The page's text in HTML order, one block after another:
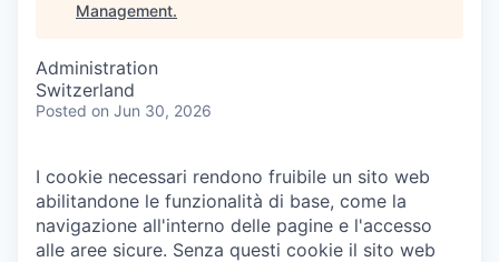
Management.
Administration
Switzerland
Posted on Jun 30, 2026
I cookie necessari rendono fruibile un sito web
abilitandone le funzionalità di base, come la
navigazione all'interno delle pagine e l'accesso
alle aree sicure. Senza questi cookie il sito web